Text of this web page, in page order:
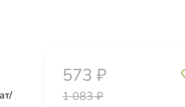
573 ₽
1 083 ₽